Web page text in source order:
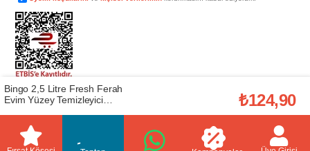
Telif Hakkı © 2026Afeks Yapı Market
. Tüm hakları saklıdır.
Bu web sitesindeki tüm ürünler ticari amaçlıdır. Web sitemizde yer alan
görsel ve yazılı içerikler firmamıza ait olup, firmamızın yazılı izni alınmadan
başka yerlerde kullanılamaz. İçeriklerin izin alınmadan kopyalanması ve
kullanılması 5846 sayılı Fikir ve Sanat Eserleri Yasasına göre suçtur.
Bingo 2,5 Litre Fresh Ferah
Evim Yüzey Temizleyici
₺124,90